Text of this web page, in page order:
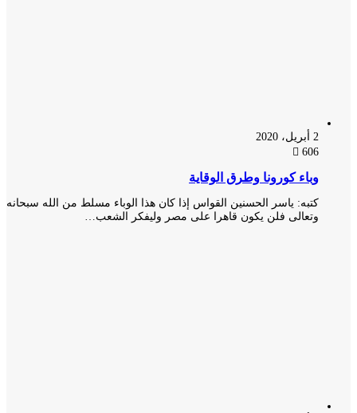
وباء كورونا وطرق الوقاية
كتبه: ياسر الحسنين القواس إذا كان هذا الوباء مسلط من الله سبحانه
وتعالى فلن يكون قاهرا على مصر وليفكر الشعب…